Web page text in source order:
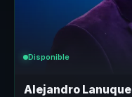
Disponible
Alejandro Lanuque